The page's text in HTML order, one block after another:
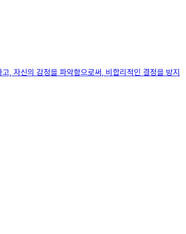
, 자신의 감정을 파악함으로써, 비합리적인 결정을 방지